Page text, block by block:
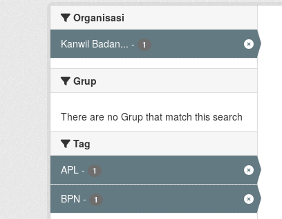
Organisasi
Kanwil Badan... - 1
Grup
There are no Grup that match this search
Tag
APL - 1
BPN - 1